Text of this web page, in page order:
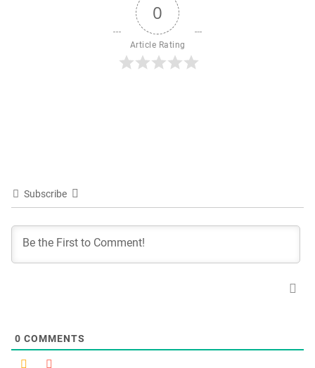
0
Article Rating
Subscribe
0 COMMENTS